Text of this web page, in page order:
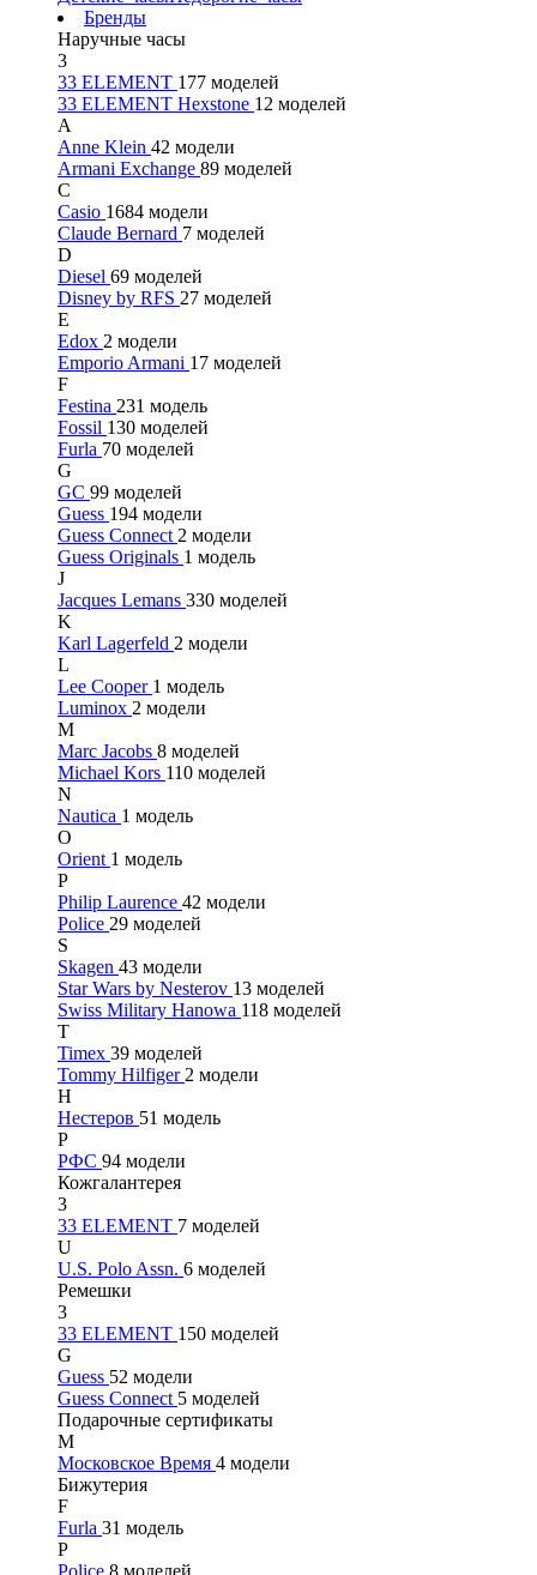
Бренды
Наручные часы
3
33 ELEMENT 177 моделей
33 ELEMENT Hexstone 12 моделей
A
Anne Klein 42 модели
Armani Exchange 89 моделей
C
Casio 1684 модели
Claude Bernard 7 моделей
D
Diesel 69 моделей
Disney by RFS 27 моделей
E
Edox 2 модели
Emporio Armani 17 моделей
F
Festina 231 модель
Fossil 130 моделей
Furla 70 моделей
G
GC 99 моделей
Guess 194 модели
Guess Connect 2 модели
Guess Originals 1 модель
J
Jacques Lemans 330 моделей
K
Karl Lagerfeld 2 модели
L
Lee Cooper 1 модель
Luminox 2 модели
M
Marc Jacobs 8 моделей
Michael Kors 110 моделей
N
Nautica 1 модель
O
Orient 1 модель
P
Philip Laurence 42 модели
Police 29 моделей
S
Skagen 43 модели
Star Wars by Nesterov 13 моделей
Swiss Military Hanowa 118 моделей
T
Timex 39 моделей
Tommy Hilfiger 2 модели
Н
Нестеров 51 модель
Р
РФС 94 модели
Кожгалантерея
3
33 ELEMENT 7 моделей
U
U.S. Polo Assn. 6 моделей
Ремешки
3
33 ELEMENT 150 моделей
G
Guess 52 модели
Guess Connect 5 моделей
Подарочные сертификаты
М
Московское Время 4 модели
Бижутерия
F
Furla 31 модель
P
Police 8 моделей